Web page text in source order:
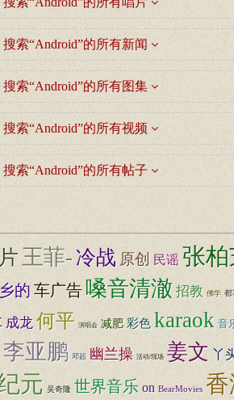
搜索“Android”的所有新闻
搜索“Android”的所有图集
搜索“Android”的所有视频
搜索“Android”的所有帖子
王菲-冷战 原创 民谣 张
的 车广告 嗓音清澈 招教 佛学 都
成龙 何平 演唱会 减肥 彩色 karaok 音
李亚鹏 邓超 幽兰操 活动/现场 姜文 丫
元 吴奇隆 世界音乐 on BearMovies